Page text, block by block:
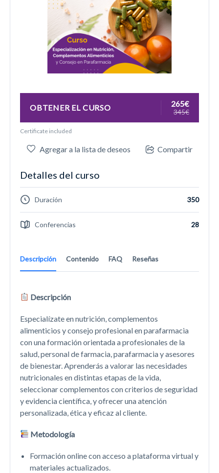
Descripción Contenido FAQ Reseñas
Descripción
Especialízate en nutrición, complementos
alimenticios y consejo profesional en parafarmacia
con una formación orientada a profesionales de la
salud, personal de farmacia, parafarmacia y asesores
de bienestar. Aprenderás a valorar las necesidades
nutricionales en distintas etapas de la vida,
seleccionar complementos con criterios de seguridad
y evidencia científica, y ofrecer una atención
personalizada, ética y eficaz al cliente.
Metodología
Formación online con acceso a plataforma virtual y
materiales actualizados.
OBTENER EL CURSO 265€
345€
Certificate included
Agregar a la lista de deseos Compartir
Detalles del curso
Duración 350
Conferencias 28